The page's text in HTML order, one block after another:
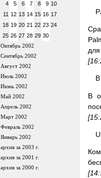
4
5 6 7 8 9 10
11 12 13 14 15 16 17
18 19 20 21 22 23 24
25 26 27 28 29 30
Октябрь 2002
Сентябрь 2002
Август 2002
Июль 2002
Июнь 2002
Май 2002
Апрель 2002
Март 2002
Февраль 2002
Январь 2002
архив за 2003 г.
архив за 2001 г.
архив за 2000 г.
В